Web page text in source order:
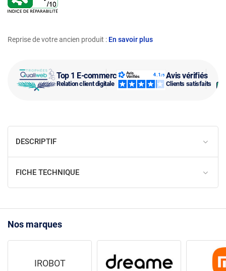
Top 1 E-commerce
Relation client digitale
Avis vérifiés
Clients satisfaits
Reprise de votre ancien produit : En savoir plus
DESCRIPTIF
FICHE TECHNIQUE
Nos marques
IROBOT